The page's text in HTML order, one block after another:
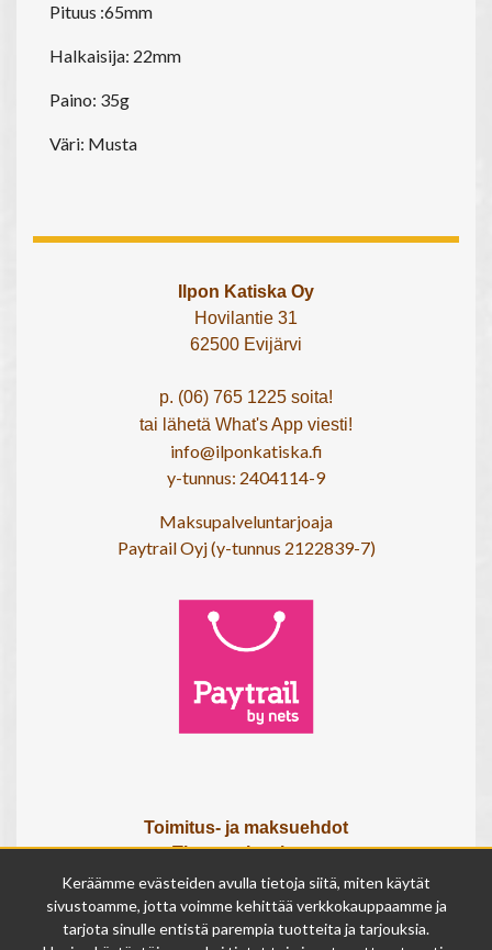
Pituus :65mm
Halkaisija: 22mm
Paino: 35g
Väri: Musta
Ilpon Katiska Oy
Hovilantie 31
62500 Evijärvi
p. (06) 765 1225 soita!
tai lähetä What's App viesti!
info@ilponkatiska.fi
y-tunnus: 2404114-9
Maksupalveluntarjoaja
Paytrail Oyj (y-tunnus 2122839-7)
Toimitus- ja maksuehdot
Tietosuojaseloste
Tietoa meistä
Osta lahjakortti
Tilauksen peruutuslomake
Keräämme evästeiden avulla tietoja siitä, miten käytät
sivustoamme, jotta voimme kehittää verkkokauppaamme ja
tarjota sinulle entistä parempia tuotteita ja tarjouksia.